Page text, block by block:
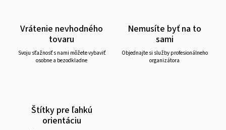
Vrátenie nevhodného
tovaru
Svoju sťažnosť s nami môžete vybaviť
osobne a bezodkladne
Nemusíte byť na to
sami
Objednajte si služby profesionálneho
organizátora
Štítky pre ľahkú
orientáciu